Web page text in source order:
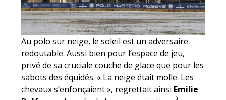
Au polo sur neige, le soleil est un adversaire
redoutable. Aussi bien pour l’espace de jeu,
privé de sa cruciale couche de glace que pour les
sabots des équidés. « La neige était molle. Les
chevaux s’enfonçaient », regrettait ainsi Emilie